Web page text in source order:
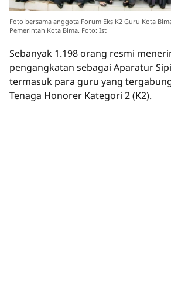
Foto bersama anggota Forum Eks K2 Guru Kota
Pemerintah Kota Bima. Foto: Ist
Sebanyak 1.198 orang resmi
pengangkatan sebagai Aparatur
termasuk para guru yang
Tenaga Honorer Kategori 2 (K2).